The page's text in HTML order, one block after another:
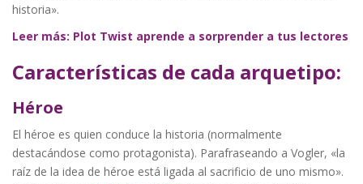
historia».
Leer más: Plot Twist aprende a sorprender a tus lectores
Características de cada arquetipo:
Héroe
El héroe es quien conduce la historia (normalmente
destacándose como protagonista). Parafraseando a Vogler, «la
raíz de la idea de héroe está ligada al sacrificio de uno mismo».